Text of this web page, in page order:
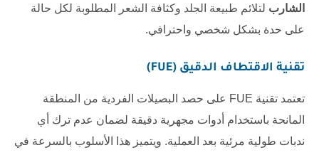
الشارب لتلائم طبيعة الجلد وكثافة الشعر المطلوبة لكل حالة
على حدة بشكل شخصي واحترافي.
تقنية الاقتطاف الدقيق (FUE)
تعتمد تقنية FUE على حصد البصيلات الفردية من المنطقة
المانحة باستخدام أدوات مجهرية دقيقة لضمان عدم ترك أي
ندبات طولية مرئية بعد العملية. ويتميز هذا الأسلوب بالسرعة في